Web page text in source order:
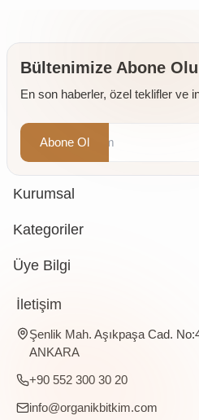
Bültenimize Abone
En son haberler, özel teklifler ve
Abone Ol
Kurumsal
Kategoriler
Üye Bilgi
İletişim
Şenlik Mah. Aşıkpaşa Cad.
ANKARA
+90 552 300 30 20
info@organikbitkim.com